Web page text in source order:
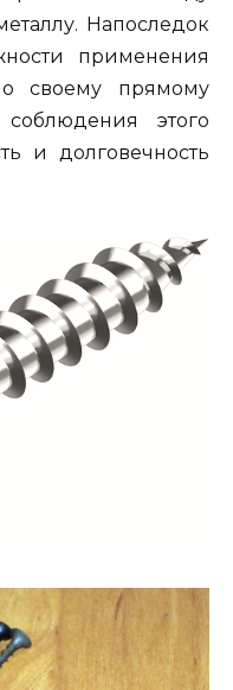
Напоследок
применения
своему прямому
этого
и долговечность